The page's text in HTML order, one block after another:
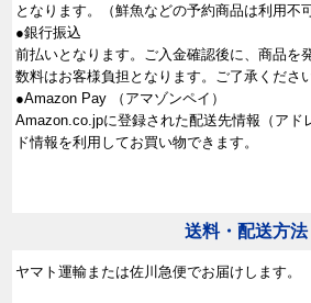
となります。（鮮魚などの予約商品は利用不可
●銀行振込
前払いとなります。ご入金確認後に、商品を
数料はお客様負担となります。ご了承ください
●Amazon Pay （アマゾンペイ）
Amazon.co.jpに登録された配送先情報（アド
ド情報を利用してお買い物できます。
送料・配送方法
ヤマト運輸または佐川急便でお届けします。